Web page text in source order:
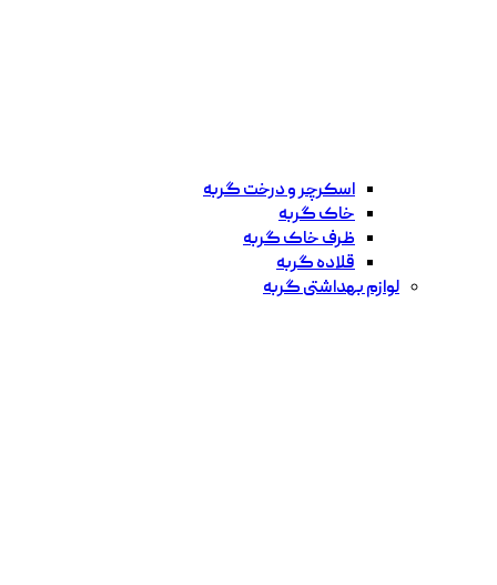
اسکرچر و درخت گربه
خاک گربه
ظرف خاک گربه
قلاده گربه
لوازم بهداشتی گربه